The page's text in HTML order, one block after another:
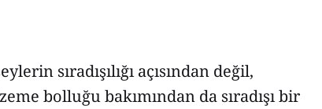
sıradışılığı açısından değil,
bolluğu bakımından da sıradışı bir